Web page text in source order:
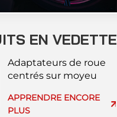
EN VEDETTE
Adaptateurs de roue
centrés sur moyeu
APPRENDRE ENCORE
PLUS